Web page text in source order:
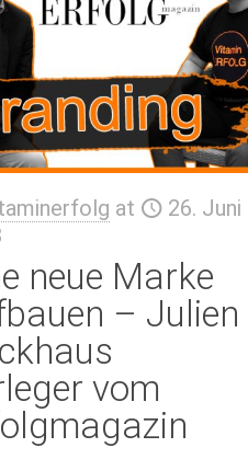
at
26. Juni
neue Marke
– Julien
vom